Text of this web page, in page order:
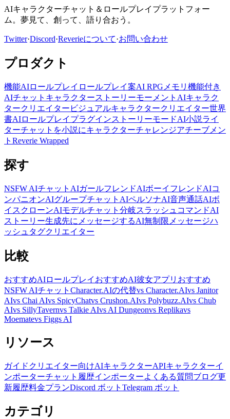
AIキャラクターチャット＆ロールプレイプラットフォー
ム。夢見て、創って、語り合おう。
Twitter·Discord·Reverieについて·お問い合わせ
プロダクト
機能AIロールプレイ ロールプレイ案AI RPG メモリ機能付き
AIチャット キャラクターストーリーモーメント AIキャラク
タークリエイター ビジュアルキャラクタークリエイター世界
書AIロールプレイプラグインストーリーモードAI小説ライ
ターチャットを小説にキャラクターチャレンジアチーブメン
ト Reverie Wrapped
探す
NSFW AIチャット AIガールフレンドAIボーイフレンドAIコ
ンパニオンAIグループチャット AIペルソナAI音声通話AIボ
イスクローンAIモデルチャット分岐スラッシュコマンドAI
ストーリー生成先にメッセージするAI無制限メッセージハ
ッシュタグクリエイター
比較
おすすめAIロールプレイ おすすめAI彼女アプリ おすすめ
NSFW AIチャット Character.AIの代替vs Character.AIvs Janitor
AIvs Chai AIvs SpicyChatvs Crushon.AIvs Polybuzz.AIvs Chub
AIvs SillyTavernvs Talkie AIvs AI Dungeonvs Replikavs
Moematevs Figgs AI
リソース
ガイド クリエイター向けAIキャラクターAPIキャラクターイ
ンポーターチャット履歴インポーターよくある質問ブログ更
新履歴料金プランDiscord ボット Telegram ボット
カテゴリ